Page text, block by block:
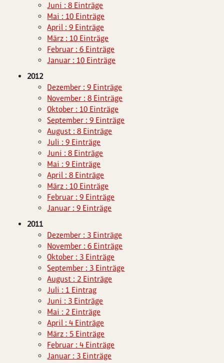
Juni : 8 Einträge
Mai : 10 Einträge
April : 9 Einträge
März : 10 Einträge
Februar : 6 Einträge
Januar : 10 Einträge
2012
Dezember : 9 Einträge
November : 8 Einträge
Oktober : 10 Einträge
September : 9 Einträge
August : 8 Einträge
Juli : 9 Einträge
Juni : 8 Einträge
Mai : 9 Einträge
April : 8 Einträge
März : 10 Einträge
Februar : 9 Einträge
Januar : 9 Einträge
2011
Dezember : 3 Einträge
November : 6 Einträge
Oktober : 3 Einträge
September : 3 Einträge
August : 2 Einträge
Juli : 1 Eintrag
Juni : 3 Einträge
Mai : 2 Einträge
April : 4 Einträge
März : 5 Einträge
Februar : 4 Einträge
Januar : 3 Einträge